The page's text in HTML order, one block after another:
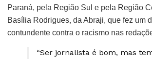
Paraná, pela Região Sul e pela Região
Basília Rodrigues, da Abraji, que fez um
contundente contra o racismo nas
“Ser jornalista é bom, mas